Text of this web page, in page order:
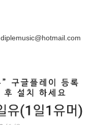
diplemusic@hotmail.com